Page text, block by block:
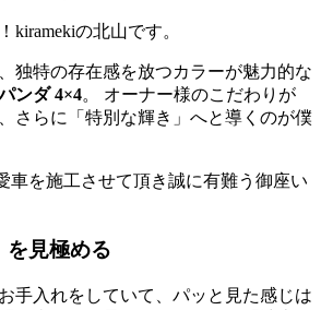
kiramekiの北山です。
独特の存在感を放つカラーが魅力的な
ンダ 4×4。 オーナー様のこだわりが
さらに「特別な輝き」へと導くのが僕
車を施工させて頂き誠に有難う御座い
を見極める
手入れをしていて、パッと見た感じは